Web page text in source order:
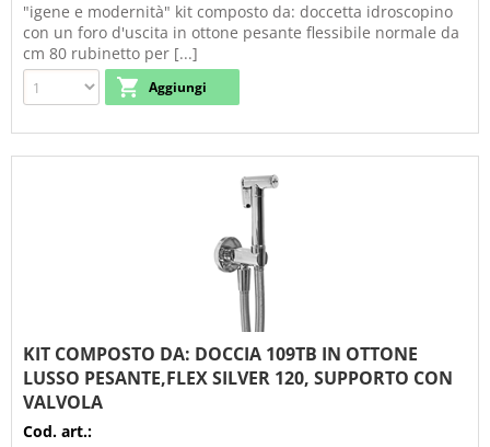
"igene e modernità" kit composto da: doccetta idroscopino
con un foro d'uscita in ottone pesante flessibile normale da
cm 80 rubinetto per [...]
KIT COMPOSTO DA: DOCCIA 109TB IN OTTONE
LUSSO PESANTE,FLEX SILVER 120, SUPPORTO CON
VALVOLA
Cod. art.: